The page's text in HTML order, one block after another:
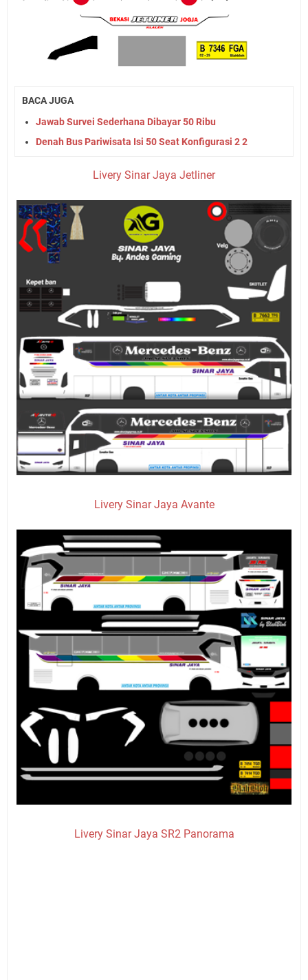
BACA JUGA
Jawab Survei Sederhana Dibayar 50 Ribu
Denah Bus Pariwisata Isi 50 Seat Konfigurasi 2 2
Livery Sinar Jaya Jetliner
Livery Sinar Jaya Avante
Livery Sinar Jaya SR2 Panorama